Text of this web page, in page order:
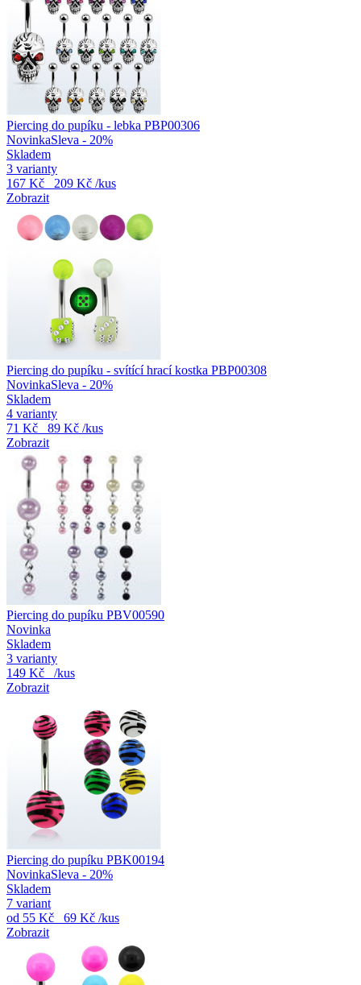
Piercing do pupíku - lebka PBP00306
NovinkaSleva - 20%
Skladem
3 varianty
167 Kč
209 Kč /kus
Zobrazit
Piercing do pupíku - svítící hrací kostka PBP00308
NovinkaSleva - 20%
Skladem
4 varianty
71 Kč
89 Kč /kus
Zobrazit
Piercing do pupíku PBV00590
Novinka
Skladem
3 varianty
149 Kč
/kus
Zobrazit
Piercing do pupíku PBK00194
NovinkaSleva - 20%
Skladem
7 variant
od 55 Kč 69 Kč /kus
Zobrazit